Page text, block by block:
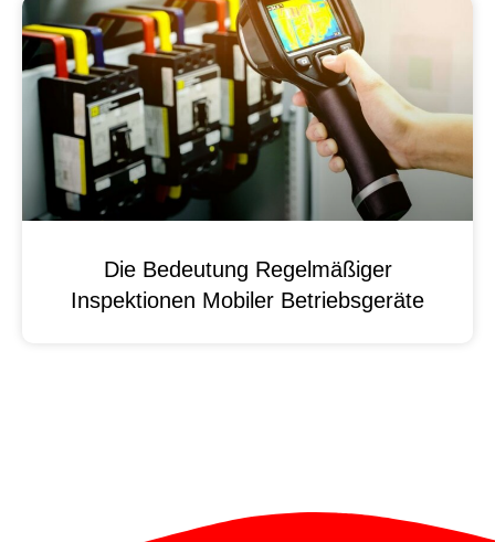
Die Bedeutung Regelmäßiger
Inspektionen Mobiler Betriebsgeräte